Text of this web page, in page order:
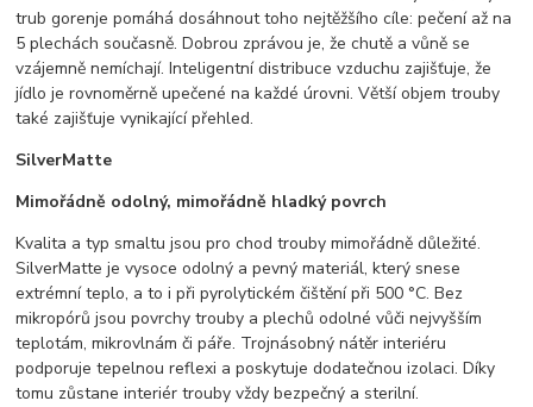
trub gorenje pomáhá dosáhnout toho nejtěžšího cíle: pečení až na
5 plechách současně. Dobrou zprávou je, že chutě a vůně se
vzájemně nemíchají. Inteligentní distribuce vzduchu zajišťuje, že
jídlo je rovnoměrně upečené na každé úrovni. Větší objem trouby
také zajišťuje vynikající přehled.
SilverMatte
Mimořádně odolný, mimořádně hladký povrch
Kvalita a typ smaltu jsou pro chod trouby mimořádně důležité.
SilverMatte je vysoce odolný a pevný materiál, který snese
extrémní teplo, a to i při pyrolytickém čištění při 500 °C. Bez
mikropórů jsou povrchy trouby a plechů odolné vůči nejvyšším
teplotám, mikrovlnám či páře. Trojnásobný nátěr interiéru
podporuje tepelnou reflexi a poskytuje dodatečnou izolaci. Díky
tomu zůstane interiér trouby vždy bezpečný a sterilní.